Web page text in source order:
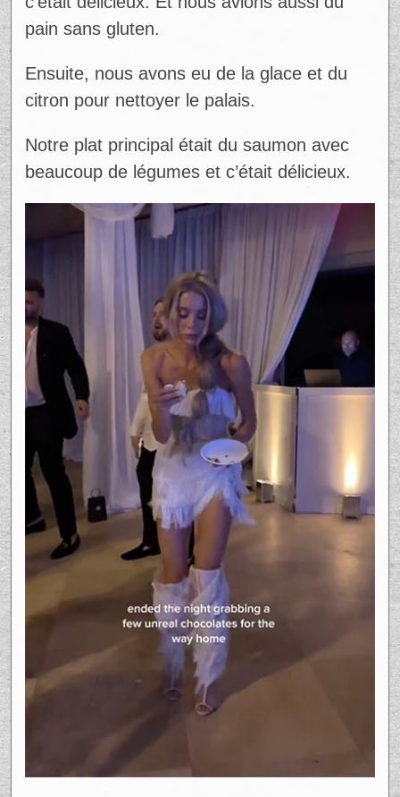
pain sans gluten.
Ensuite, nous avons eu de la glace et du
citron pour nettoyer le palais.
Notre plat principal était du saumon avec
beaucoup de légumes et c’était délicieux.